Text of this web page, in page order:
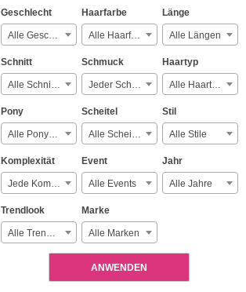
Geschlecht
Alle Geschlechter
Haarfarbe
Alle Haarfarben
Länge
Alle Längen
Schnitt
Alle Schnitte
Schmuck
Jeder Schmuck
Haartyp
Alle Haartypen
Pony
Alle Ponyarten
Scheitel
Alle Scheitelarten
Stil
Alle Stile
Komplexität
Jede Komplexität
Event
Alle Events
Jahr
Alle Jahre
Trendlook
Alle Trendlooks
Marke
Alle Marken
ANWENDEN